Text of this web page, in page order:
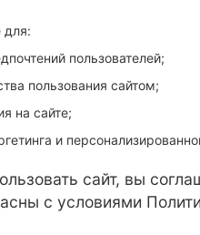
для:
пользователей;
пользования сайтом;
на сайте;
и
сайт, вы
с условиями